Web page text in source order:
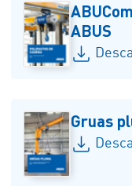
ABUS
Gruas